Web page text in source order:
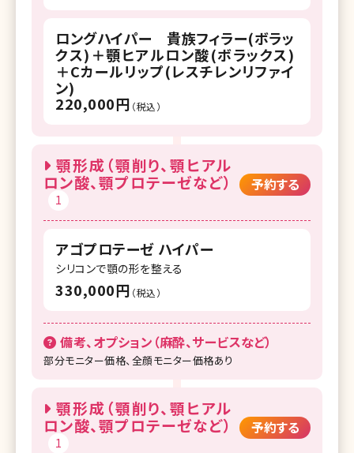
ロングハイパー 貴族フィラー(ボラッ
クス)＋顎ヒアルロン酸(ボラックス)
＋Cカールリップ(レスチレンリファイ
ン)
220,000円 （税込）
顎形成（顎削り、顎ヒアル
ロン酸、顎プロテーゼなど）
1
予約する
アゴプロテーゼ ハイパー
シリコンで顎の形を整える
330,000円 （税込）
備考、オプション（麻酔、サービスなど）
部分モニター価格、全顔モニター価格あり
顎形成（顎削り、顎ヒアル
ロン酸、顎プロテーゼなど）
1
予約する